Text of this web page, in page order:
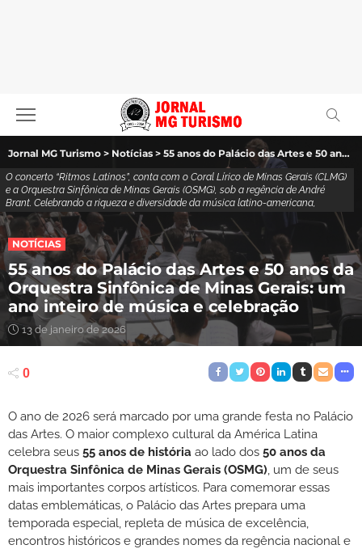
Jornal MG Turismo > Notícias > 55 anos do Palácio das Artes e 50 anos da Orquestra Sinfônica de Minas Gerais: um ano inteiro de música e celebração
NOTÍCIAS
55 anos do Palácio das Artes e 50 anos da
Orquestra Sinfônica de Minas Gerais: um
ano inteiro de música e celebração
13 de janeiro de 2026
O concerto “Ritmos Latinos”, conta com o Coral Lírico de Minas Gerais (CLMG)
e a Orquestra Sinfônica de Minas Gerais (OSMG), sob a regência de André
Brant. Celebrando a riqueza e diversidade da música latino-americana,
0
O ano de 2026 será marcado por uma grande festa no Palácio
das Artes. O maior complexo cultural da América Latina
celebra seus 55 anos de história ao lado dos 50 anos da
Orquestra Sinfônica de Minas Gerais (OSMG), um de seus
mais importantes corpos artísticos. Para comemorar essas
datas emblemáticas, o Palácio das Artes prepara uma
temporada especial, repleta de música de excelência,
encontros históricos e grandes nomes da regência nacional e